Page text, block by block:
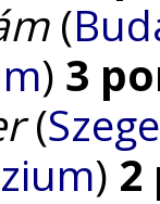
(
) 3
(
) 2